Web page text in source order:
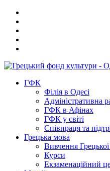
ГФК
Філія в Одесі
Адміністративна
ГФК в Афінах
ГФК у світі
Співпраця та
Грецька мова
Вивчення
Курси
Екзаменаційний